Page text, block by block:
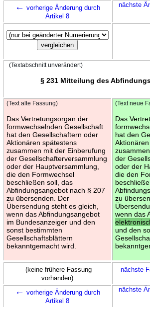
← vorherige Änderung durch
Artikel 8
nächste
(Textabschnitt unverändert)
§ 231 Mitteilung des
(Text alte Fassung)
Das Vertretungsorgan der
formwechselnden Gesellschaft
hat den Gesellschaftern oder
Aktionären spätestens
zusammen mit der Einberufung
der Gesellschafterversammlung
oder der Hauptversammlung,
die den Formwechsel
beschließen soll, das
Abfindungsangebot nach § 207
zu übersenden. Der
Übersendung steht es gleich,
wenn das Abfindungsangebot
im Bundesanzeiger und den
sonst bestimmten
Gesellschaftsblättern
bekanntgemacht wird.
(Text neue
Das
hat den
der
oder der
die den
zu
wenn das
und den
(keine frühere Fassung
vorhanden)
nächste
← vorherige Änderung durch
Artikel 8
nächste